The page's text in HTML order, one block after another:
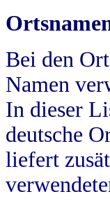
Bei den
Namen
In dieser
deutsche
liefert